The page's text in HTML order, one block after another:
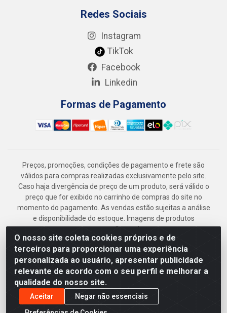
O nosso site coleta cookies próprios e de
terceiros para proporcionar uma experiência
personalizada ao usuário, apresentar publicidade
relevante de acordo com o seu perfil e melhorar a
qualidade do nosso site.
Aceitar
Negar não essenciais
Redes Sociais
Instagram
TikTok
Facebook
Linkedin
Formas de Pagamento
Preços, promoções, condições de pagamento e frete são
válidos para compras realizadas exclusivamente pelo site.
Caso haja divergência de preço de um produto, será válido o
preço que for exibido no carrinho de compras do site no
momento do pagamento. As vendas estão sujeitas a análise
e disponibilidade do estoque. Imagens de produtos
meramente ilustrativas.
Armazém Jenipapo Materiais de Construção em Geral
LTDA - Rua das Flores, 2691 - Guabiraba, Recife/PE - CEP
52.291-630 - CNPJ 41.097.379/0001-